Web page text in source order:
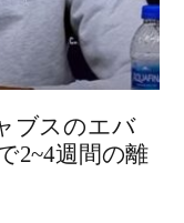
ブスのエバ
2~4週間の離